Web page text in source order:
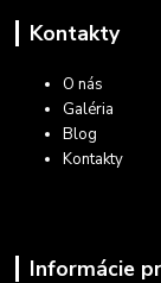
Kontakty
O nás
Galéria
Blog
Kontakty
Informácie